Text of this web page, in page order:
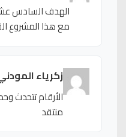
الهدف السادس
مع هذا المشروع
زكرياء
منتقد